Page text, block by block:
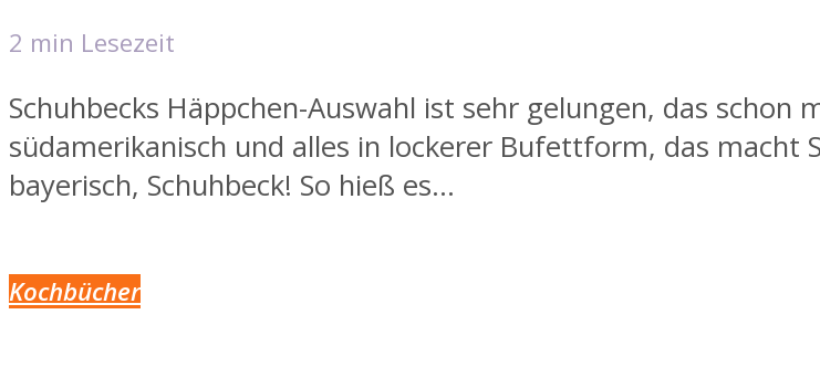
2 min Lesezeit
Schuhbecks Häppchen-Auswahl ist sehr gelungen, das
südamerikanisch und alles in lockerer Bufettform, das macht
bayerisch, Schuhbeck! So hieß es...
Kochbücher